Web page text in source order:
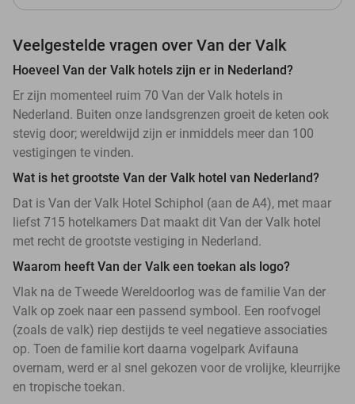
Veelgestelde vragen over Van der Valk
Hoeveel Van der Valk hotels zijn er in Nederland?
Er zijn momenteel ruim 70 Van der Valk hotels in
Nederland. Buiten onze landsgrenzen groeit de keten ook
stevig door; wereldwijd zijn er inmiddels meer dan 100
vestigingen te vinden.
Wat is het grootste Van der Valk hotel van Nederland?
Dat is Van der Valk Hotel Schiphol (aan de A4), met maar
liefst 715 hotelkamers Dat maakt dit Van der Valk hotel
met recht de grootste vestiging in Nederland.
Waarom heeft Van der Valk een toekan als logo?
Vlak na de Tweede Wereldoorlog was de familie Van der
Valk op zoek naar een passend symbool. Een roofvogel
(zoals de valk) riep destijds te veel negatieve associaties
op. Toen de familie kort daarna vogelpark Avifauna
overnam, werd er al snel gekozen voor de vrolijke, kleurrijke
en tropische toekan.